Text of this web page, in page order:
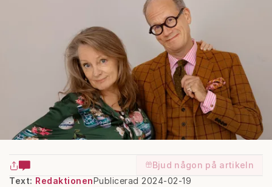
Bjud någon på artikeln
Text: RedaktionenPublicerad 2024-02-19